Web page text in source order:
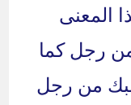
المعنى
رجل كما
من رجل